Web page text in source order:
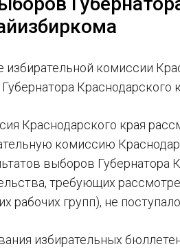
избирательной комиссии
Краснодарского
Краснодарского края
комиссию
выборов Губернатора
требующих
рабочих групп), не
избирательных